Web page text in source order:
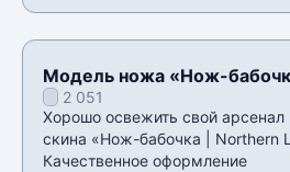
Модель ножа «Нож-
Lights» для CSS v34
2 051
Хорошо освежить свой
скина «Нож-бабочка | Northern
Качественное оформление